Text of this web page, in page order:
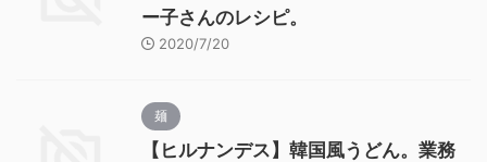
ー子さんのレシピ。
2020/7/20
麺
【ヒルナンデス】韓国風うどん。業務